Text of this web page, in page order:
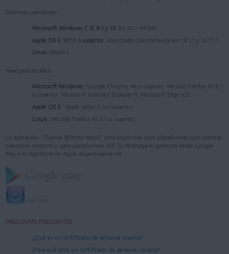
Sistemas operativos
Microsoft Windows 7, 8, 8.1 y 10. En 32 o 64 bits.
Apple OS X 10.11 o superior. Soportado directamente en 10.11 y 10.11.1.
Linux Ubuntu
Navegadores Web
Microsoft Windows : Google Chrome 46 o superior. Mozilla Firefox 41.0.1
o superior. Microsoft Internet Explorer 8. Microsoft Edge v20
Apple OS X : Apple Safari 9.0 o superior.
Linux : Mozilla Firefox 41.0.1 o superior.
La aplicación "Cliente @firma movil" está disponible para plataformas con sistema
operativo Android y, para plataformas iOS. Su descarga es gratuita desde Google
Play o el App Store de Apple respectivamente.
PREGUNTAS FRECUENTES
¿Qué es un certificado de persona usuaria?
¿Para qué sirve un certificado de persona usuaria?